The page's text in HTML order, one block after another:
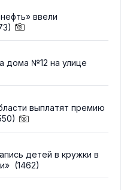
ввели
дома №12 на улице
выплатят премию
детей в кружки в
(1462)